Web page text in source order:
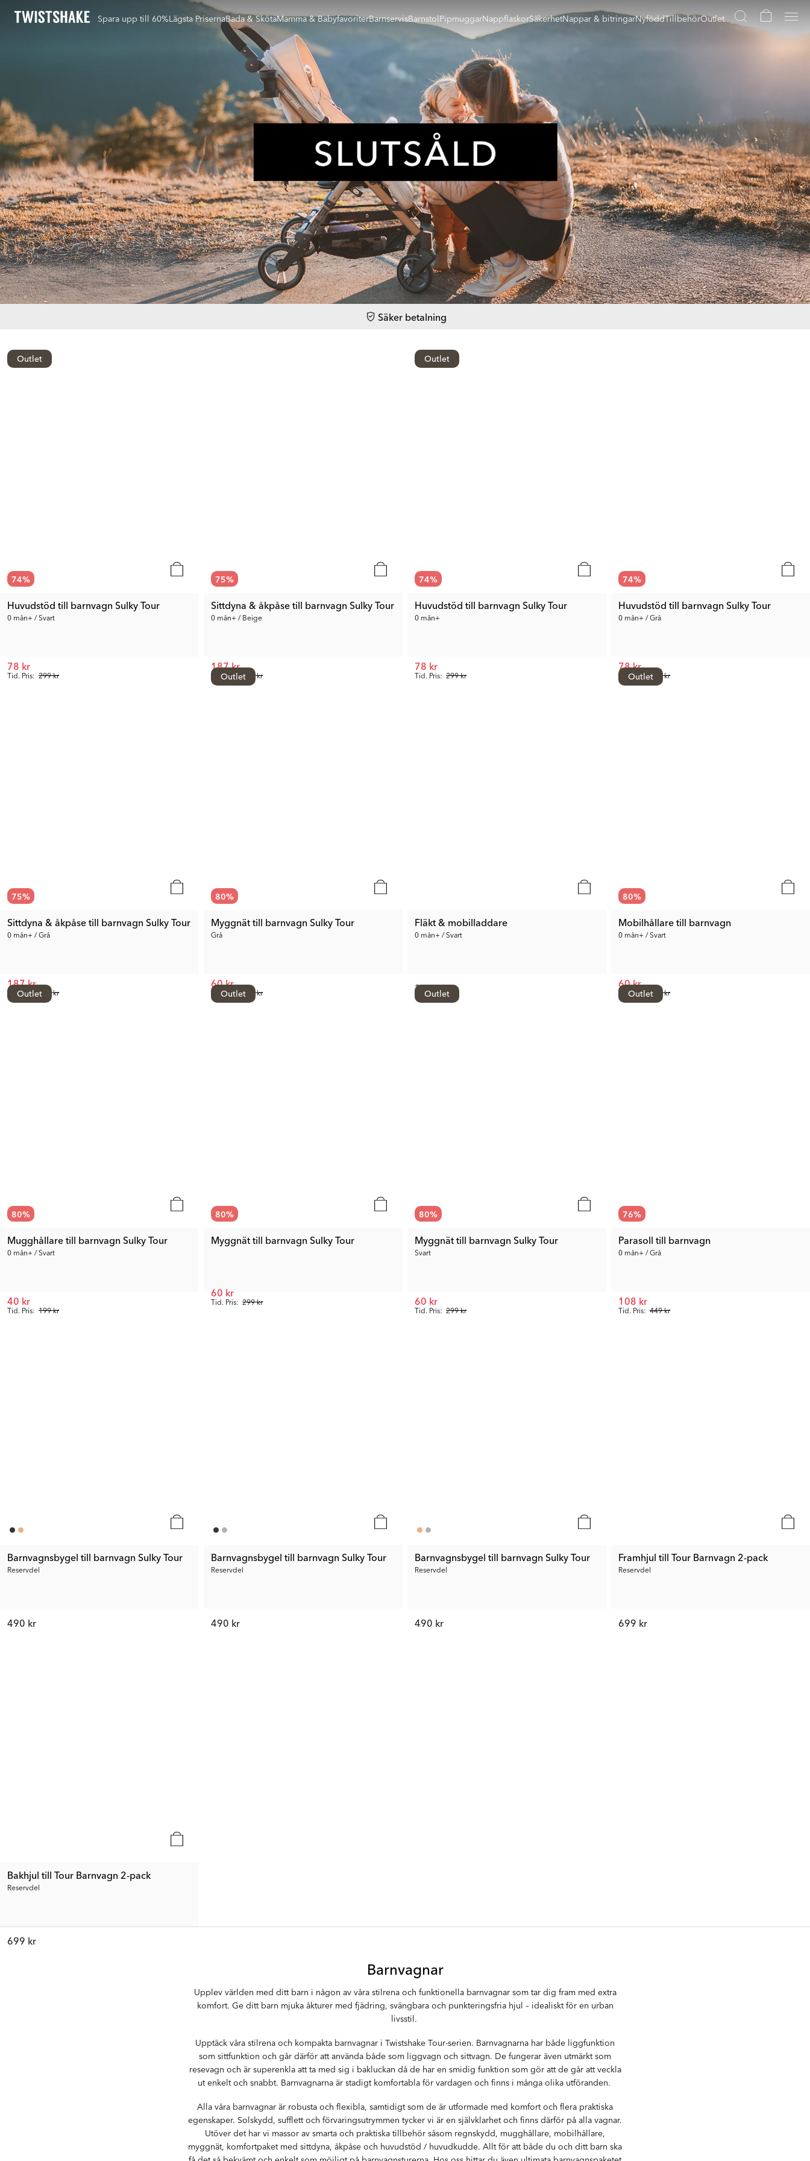
Spara upp till 60%Lägsta PrisernaBada & SkötaMamma & BabyfavoriterBarnservisBarnstolPipmuggarNappflaskorSäkerhetNappar & bitringarNyföddTillbehörOutlet
Säker betalning
Outlet
74%
Huvudstöd till barnvagn Sulky Tour
0 mån+ / Svart
Tid. Pris: 299 kr
78 kr
75%
Sittdyna & åkpåse till barnvagn Sulky Tour
0 mån+ / Beige
Tid. Pris: 749 kr
187 kr
Outlet
74%
Huvudstöd till barnvagn Sulky Tour
0 mån+
Tid. Pris: 299 kr
78 kr
74%
Huvudstöd till barnvagn Sulky Tour
0 mån+ / Grå
Tid. Pris: 299 kr
78 kr
75%
Sittdyna & åkpåse till barnvagn Sulky Tour
0 mån+ / Grå
Tid. Pris: 749 kr
187 kr
Outlet
80%
Myggnät till barnvagn Sulky Tour
Grå
Tid. Pris: 299 kr
60 kr
Fläkt & mobilladdare
0 mån+ / Svart
349 kr
Outlet
80%
Mobilhållare till barnvagn
0 mån+ / Svart
Tid. Pris: 299 kr
60 kr
Outlet
80%
Mugghållare till barnvagn Sulky Tour
0 mån+ / Svart
Tid. Pris: 199 kr
40 kr
Outlet
80%
Myggnät till barnvagn Sulky Tour
Tid. Pris: 299 kr
60 kr
Outlet
80%
Myggnät till barnvagn Sulky Tour
Svart
Tid. Pris: 299 kr
60 kr
Outlet
76%
Parasoll till barnvagn
0 mån+ / Grå
Tid. Pris: 449 kr
108 kr
Barnvagnsbygel till barnvagn Sulky Tour
Reservdel
490 kr
Barnvagnsbygel till barnvagn Sulky Tour
Reservdel
490 kr
Barnvagnsbygel till barnvagn Sulky Tour
Reservdel
490 kr
Framhjul till Tour Barnvagn 2-pack
Reservdel
699 kr
Bakhjul till Tour Barnvagn 2-pack
Reservdel
699 kr
Barnvagnar
Upplev världen med ditt barn i någon av våra stilrena och funktionella barnvagnar som tar dig fram med extra
komfort. Ge ditt barn mjuka åkturer med fjädring, svängbara och punkteringsfria hjul – idealiskt för en urban
livsstil.
Upptäck våra stilrena och kompakta barnvagnar i Twistshake Tour-serien. Barnvagnarna har både liggfunktion
som sittfunktion och går därför att använda både som liggvagn och sittvagn. De fungerar även utmärkt som
resevagn och är superenkla att ta med sig i bakluckan då de har en smidig funktion som gör att de går att veckla
ut enkelt och snabbt. Barnvagnarna är stadigt komfortabla för vardagen och finns i många olika utföranden.
Alla våra barnvagnar är robusta och flexibla, samtidigt som de är utformade med komfort och flera praktiska
egenskaper. Solskydd, sufflett och förvaringsutrymmen tycker vi är en självklarhet och finns därför på alla vagnar.
Utöver det har vi massor av smarta och praktiska tillbehör såsom regnskydd, mugghållare, mobilhållare,
myggnät, komfortpaket med sittdyna, åkpåse och huvudstöd / huvudkudde. Allt för att både du och ditt barn ska